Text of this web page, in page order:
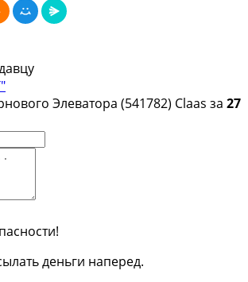
Элеватора (541782) Claas за 27
деньги наперед.